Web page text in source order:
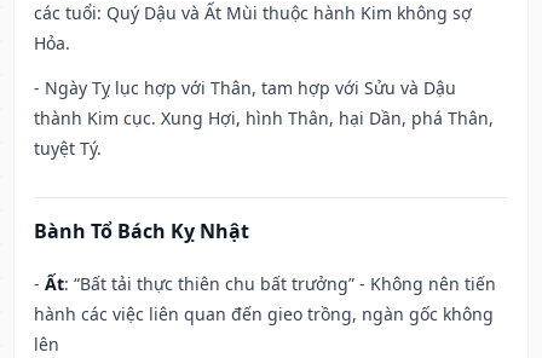
các tuổi: Quý Dậu và Ất Mùi thuộc hành Kim không sợ
Hỏa.
- Ngày Tỵ lục hợp với Thân, tam hợp với Sửu và Dậu
thành Kim cục. Xung Hợi, hình Thân, hại Dần, phá Thân,
tuyệt Tý.
Bành Tổ Bách Kỵ Nhật
- Ất: “Bất tải thực thiên chu bất trưởng” - Không nên tiến
hành các việc liên quan đến gieo trồng, ngàn gốc không
lên